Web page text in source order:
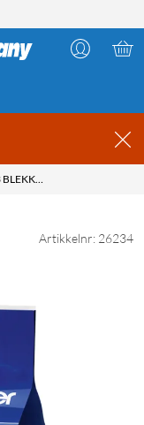
BROTHER LC3213 BLEKKPATRON 4-PK.
Artikkelnr: 26234